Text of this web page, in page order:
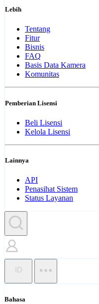
Lebih
Tentang
Fitur
Bisnis
FAQ
Basis Data Kamera
Komunitas
Pemberian Lisensi
Beli Lisensi
Kelola Lisensi
Lainnya
API
Penasihat Sistem
Status Layanan
ID
Bahasa